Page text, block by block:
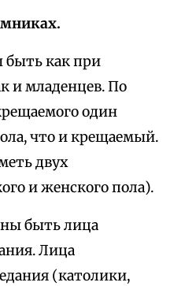
как при
и младенцев. По
один
что и крещаемый.
двух
и женского пола).
быть лица
Лица
(католики,